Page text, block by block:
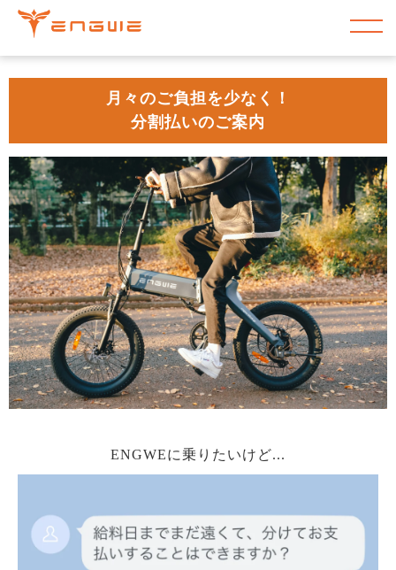
に進む
月々のご負担を少なく！
分割払いのご案内
ENGWEに乗りたいけど...